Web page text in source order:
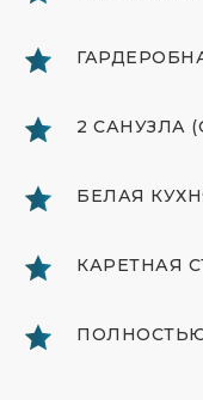
2 САНУЗЛА
БЕЛАЯ
КАРЕТНАЯ